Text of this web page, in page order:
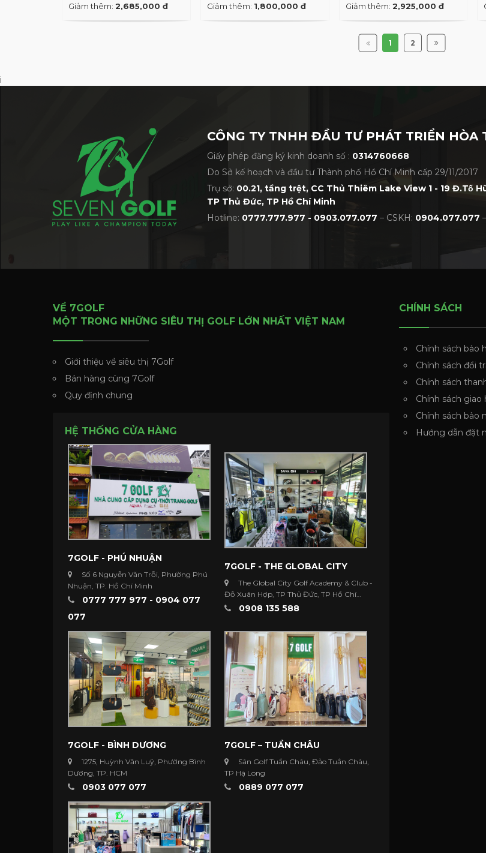
Giảm thêm: 2,685,000 đ Giảm thêm: 1,800,000 đ Giảm thêm: 2,925,000 đ
1 2
i
CÔNG TY TNHH ĐẦU TƯ PHÁT TRIỂN HÒA
Giấy phép đăng ký kinh doanh số : 0314760668
Do Sở kế hoạch và đầu tư Thành phố Hồ Chí Minh cấp 29/11/2017
Trụ sở: 00.21, tầng trệt, CC Thủ Thiêm Lake View 1 - 19 Đ.Tố
TP Thủ Đức, TP Hồ Chí Minh
Hotline: 0777.777.977 - 0903.077.077 – CSKH: 0904.077.077
VỀ 7GOLF
MỘT TRONG NHỮNG SIÊU THỊ GOLF LỚN NHẤT VIỆT NAM
Giới thiệu về siêu thị 7Golf
Bán hàng cùng 7Golf
Quy định chung
HỆ THỐNG CỬA HÀNG
7GOLF - PHÚ NHUẬN
Số 6 Nguyễn Văn Trỗi, Phường Phú
Nhuận, TP. Hồ Chí Minh
0777 777 977 - 0904 077
077
7GOLF - THE GLOBAL CITY
The Global City Golf Academy & Club -
Đỗ Xuân Hợp, TP Thủ Đức, TP Hồ Chí
Minh0908 135 588
7GOLF - BÌNH DƯƠNG
1275, Huỳnh Văn Luỹ, Phường Bình
Dương, TP. HCM
0903 077 077
7GOLF – TUẦN CHÂU
Sân Golf Tuần Châu, Đảo Tuần Châu,
TP Hạ Long
0889 077 077
CHÍNH SÁCH
Chính sách bảo
Chính sách đổi
Chính sách
Chính sách giao
Chính sách bảo
Hướng dẫn đặt